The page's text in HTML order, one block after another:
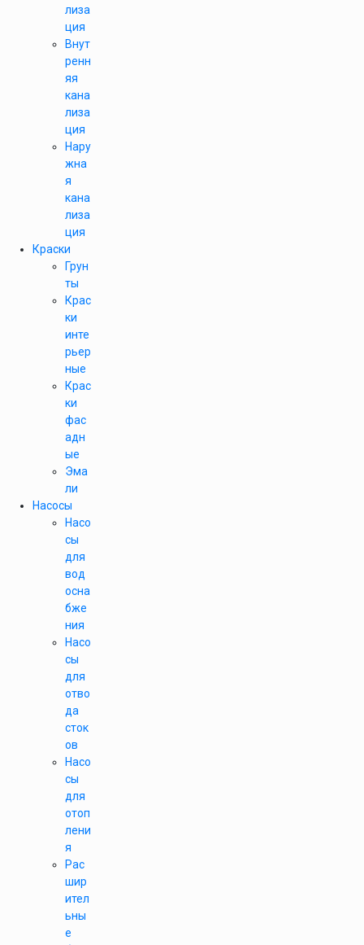
лиза
ция
Внут
ренн
яя
кана
лиза
ция
Нару
жна
я
кана
лиза
ция
Краски
Грун
ты
Крас
ки
инте
рьер
ные
Крас
ки
фас
адн
ые
Эма
ли
Насосы
Насо
сы
для
вод
осна
бже
ния
Насо
сы
для
отво
да
сток
ов
Насо
сы
для
отоп
лени
я
Рас
шир
ител
ьны
е